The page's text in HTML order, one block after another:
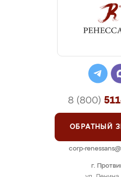
г.
8 (800)
ОБРАТНЫЙ
corp-